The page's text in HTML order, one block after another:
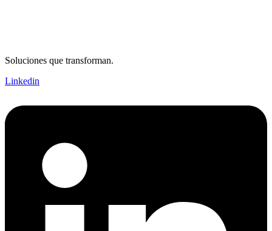
Soluciones que transforman.
Linkedin